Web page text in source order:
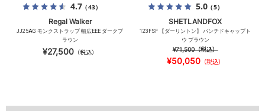
4.7（43）
Regal Walker
JJ25AG モンクストラップ 幅広EEE ダークブ
ラウン
¥27,500（税込）
5.0（5）
SHETLANDFOX
123FSF 【ダーリントン】 パンチドキャップト
ウ ブラウン
¥71,500（税込）
¥50,050（税込）